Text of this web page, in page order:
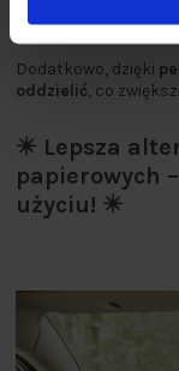
Dodatkowo, dzięki
oddzielić, co
✴️ Lepsza
papierowych
użyciu! ✴️